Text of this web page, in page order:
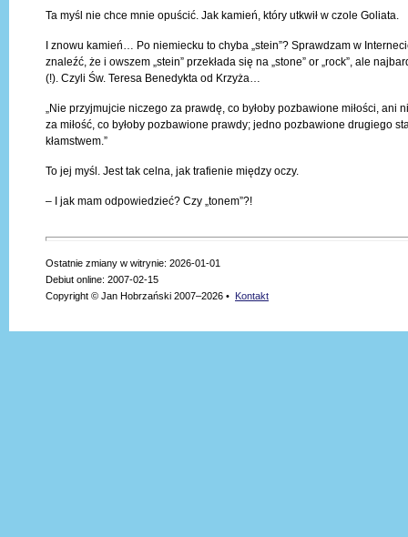
Ta myśl nie chce mnie opuścić. Jak kamień, który utkwił w czole Goliata.
I znowu kamień… Po niemiecku to chyba „stein”? Sprawdzam w
znaleźć, że i owszem „stein” przekłada się na „stone” or „rock”, ale
(!). Czyli Św. Teresa Benedykta od Krzyża…
„Nie przyjmujcie niczego za prawdę, co byłoby pozbawione miłości, ani
za miłość, co byłoby pozbawione prawdy; jedno pozbawione drugiego
kłamstwem.”
To jej myśl. Jest tak celna, jak trafienie między oczy.
– I jak mam odpowiedzieć? Czy „tonem”?!
Ostatnie zmiany w witrynie: 2026-01-01
Debiut online: 2007-02-15
Copyright © Jan Hobrzański 2007–2026 • Kontakt